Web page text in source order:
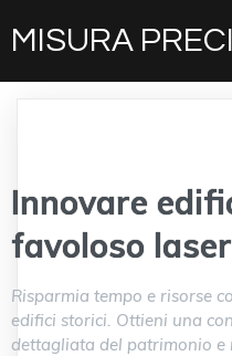
MISURA
Innovare
favoloso
Risparmia tempo e risorse
edifici storici. Ottieni una
dettagliata del patrimonio